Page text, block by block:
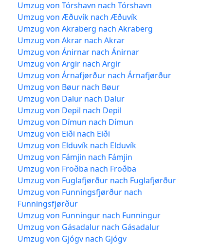
Umzug von Tórshavn nach Tórshavn
Umzug von Æðuvík nach Æðuvík
Umzug von Akraberg nach Akraberg
Umzug von Akrar nach Akrar
Umzug von Ánirnar nach Ánirnar
Umzug von Argir nach Argir
Umzug von Árnafjørður nach Árnafjørður
Umzug von Bøur nach Bøur
Umzug von Dalur nach Dalur
Umzug von Depil nach Depil
Umzug von Dímun nach Dímun
Umzug von Eiði nach Eiði
Umzug von Elduvík nach Elduvík
Umzug von Fámjin nach Fámjin
Umzug von Froðba nach Froðba
Umzug von Fuglafjørður nach Fuglafjørður
Umzug von Funningsfjørður nach
Funningsfjørður
Umzug von Funningur nach Funningur
Umzug von Gásadalur nach Gásadalur
Umzug von Gjógv nach Gjógv